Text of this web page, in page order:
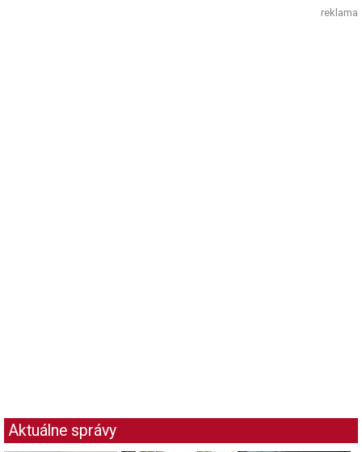
reklama
Aktuálne správy